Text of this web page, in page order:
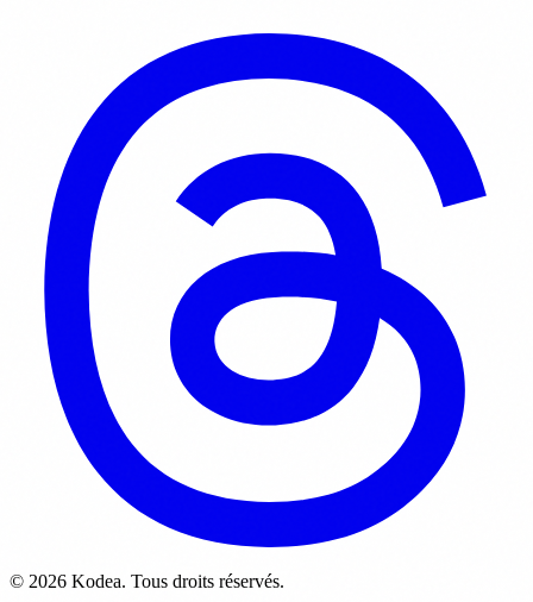
© 2026 Kodea. Tous droits réservés.